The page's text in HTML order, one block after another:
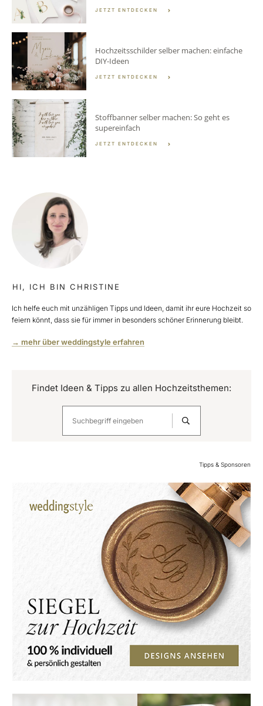
JETZT ENTDECKEN
Hochzeitsschilder selber machen: einfache
DIY-Ideen
JETZT ENTDECKEN
Stoffbanner selber machen: So geht es
supereinfach
JETZT ENTDECKEN
HI, ICH BIN CHRISTINE
Ich helfe euch mit unzähligen Tipps und Ideen, damit ihr eure Hochzeit so
feiern könnt, dass sie für immer in besonders schöner Erinnerung bleibt.
→ mehr über weddingstyle erfahren
Findet Ideen & Tipps zu allen Hochzeitsthemen:
Tipps & Sponsoren